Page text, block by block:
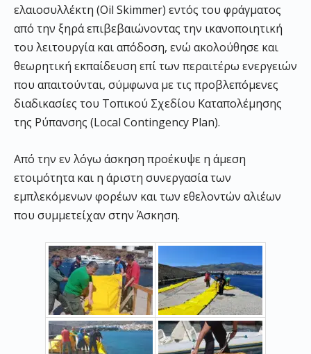
ελαιοσυλλέκτη (Oil Skimmer) εντός του φράγματος
από την ξηρά επιβεβαιώνοντας την ικανοποιητική
του λειτουργία και απόδοση, ενώ ακολούθησε και
θεωρητική εκπαίδευση επί των περαιτέρω ενεργειών
που απαιτούνται, σύμφωνα με τις προβλεπόμενες
διαδικασίες του Τοπικού Σχεδίου Καταπολέμησης
της Ρύπανσης (Local Contingency Plan).
Από την εν λόγω άσκηση προέκυψε η άμεση
ετοιμότητα και η άριστη συνεργασία των
εμπλεκόμενων φορέων και των εθελοντών αλιέων
που συμμετείχαν στην Άσκηση.